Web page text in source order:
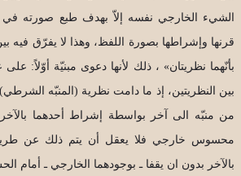
الشيء الخارجي نفسه إلاّ بهدف طبع صورته في
قرنها وإشراطها بصورة اللفظ، وهذا لا يفرّق فيه
بأنّهما نظريتان» ، ذلك لأنها دعوى مبنيّة أوّلاً:
بين النظريتين، إذ ما دامت نظرية (المنبّه
من منبّه الى آخر بواسطة إشراط أحدهما
محسوس خارجي فلا يعقل أن يتم ذلك عن
بالآخر بدون ان يقفا ـ بوجودهما الخارجي ـ أمام